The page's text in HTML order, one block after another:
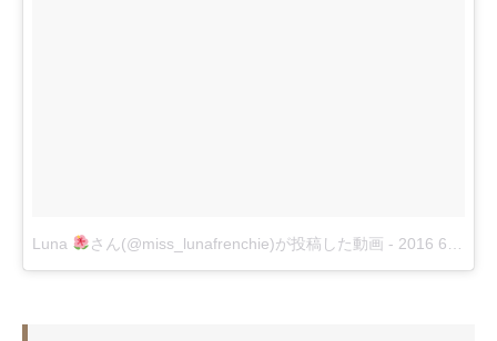
Luna さん(@miss_lunafrenchie)が投稿した動画 - 2016 6月 28 4:09午後 PDT